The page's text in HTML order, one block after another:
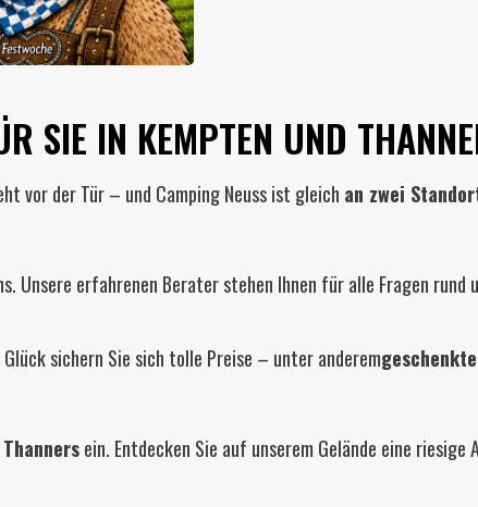
SIE IN KEMPTEN UND
vor der Tür – und Camping Neuss ist gleich an zwei
Unsere erfahrenen Berater stehen Ihnen für alle Fragen rund
sichern Sie sich tolle Preise – unter anderem
ein. Entdecken Sie auf unserem Gelände eine